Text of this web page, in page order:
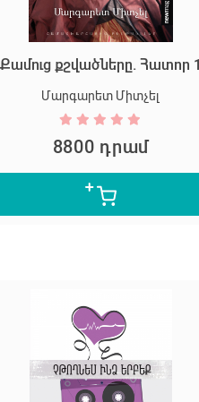
Քամուց քշվածները. Հատոր 1
Մարգարետ Միտչել
8800 դրամ